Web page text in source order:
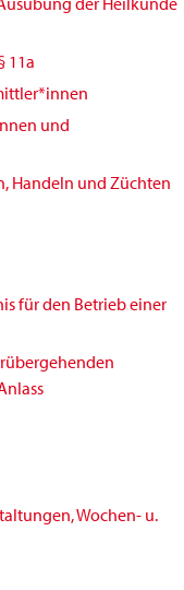
11a
und
Handeln und Züchten
für den Betrieb einer
Wochen- u.